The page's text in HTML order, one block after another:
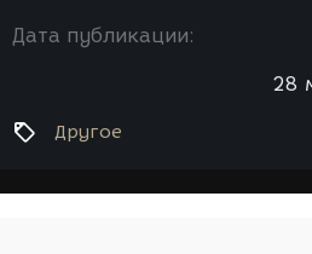
Дата публикации:
28
Другое